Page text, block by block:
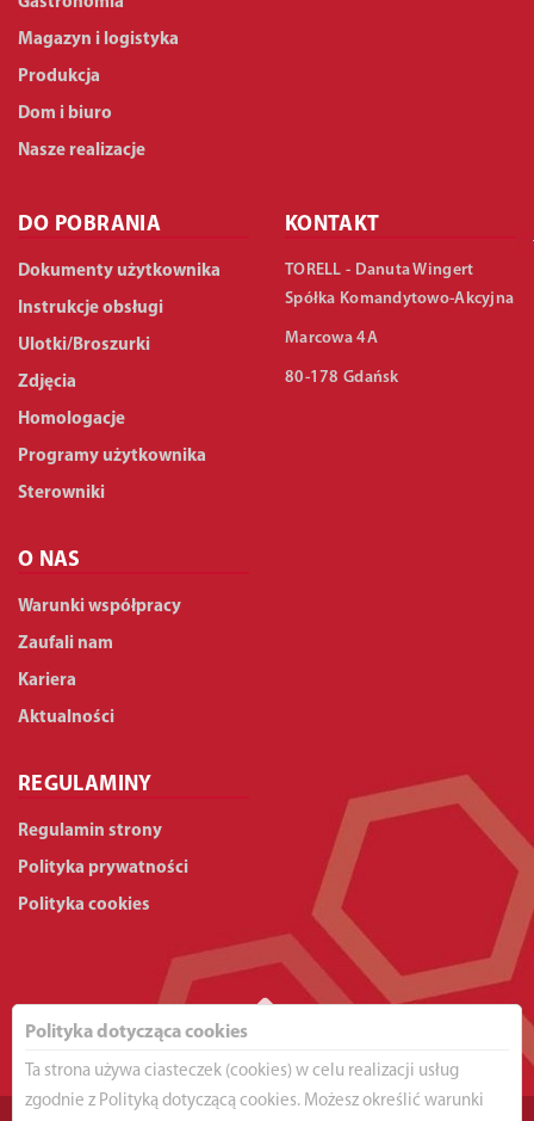
Magazyn i logistyka
Produkcja
Dom i biuro
Nasze realizacje
DO POBRANIA
Dokumenty użytkownika
Instrukcje obsługi
Ulotki/Broszurki
Zdjęcia
Homologacje
Programy użytkownika
Sterowniki
O NAS
Warunki współpracy
Zaufali nam
Kariera
Aktualności
REGULAMINY
Regulamin strony
Polityka prywatności
Polityka cookies
KONTAKT
TORELL - Danuta Wingert
Spółka Komandytowo-Akcyjna
Marcowa 4A
80-178 Gdańsk
Polityka dotycząca cookies
Ta strona używa ciasteczek (cookies) w celu realizacji usług
zgodnie z Polityką dotyczącą cookies. Możesz określić warunki